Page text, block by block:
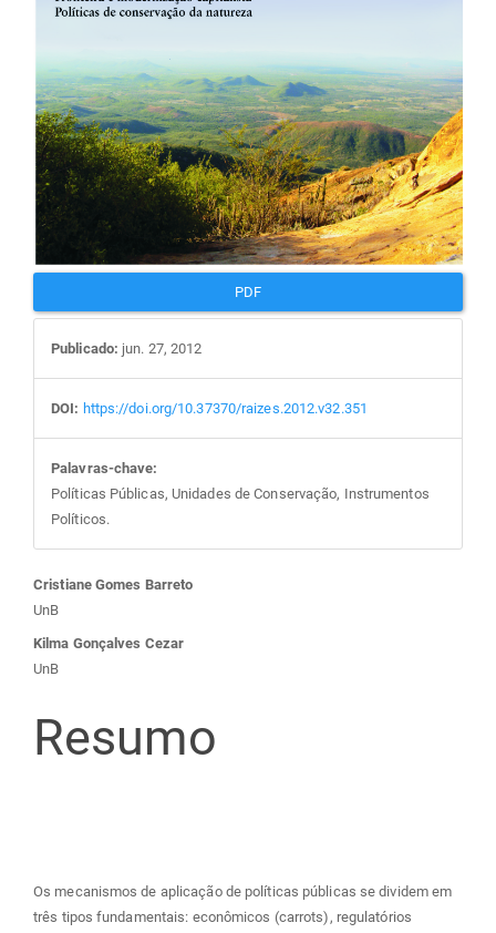
PDF
Publicado: jun. 27, 2012
DOI: https://doi.org/10.37370/raizes.2012.v32.351
Palavras-chave:
Políticas Públicas, Unidades de Conservação, Instrumentos
Políticos.
Conteúdo
do
artigo
principal
Cristiane Gomes Barreto
UnB
Kilma Gonçalves Cezar
UnB
Resumo
Os mecanismos de aplicação de políticas públicas se dividem em
três tipos fundamentais: econômicos (carrots), regulatórios